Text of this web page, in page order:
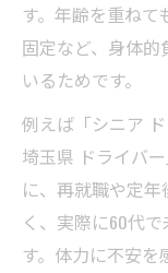
す。年齢を重ね
固定など、身体
いるためです。
例えば「シニア
埼玉県 ドライバ
に、再就職や定
く、実際に60代
す。体力に不安